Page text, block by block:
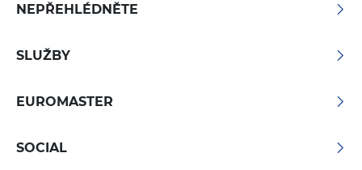
NEPŘEHLÉDNĚTE
SLUŽBY
EUROMASTER
SOCIAL